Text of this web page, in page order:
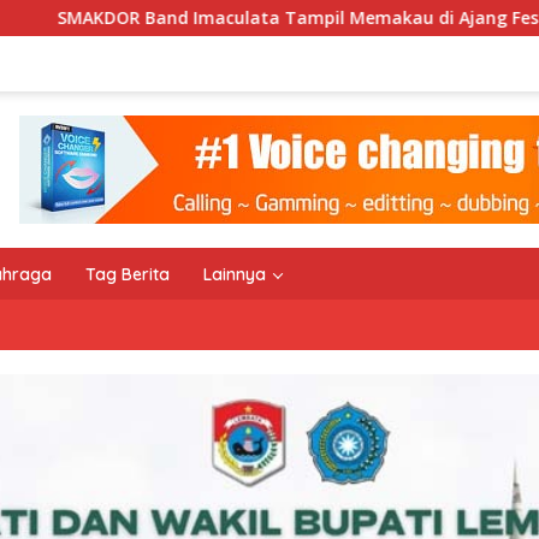
Tampil Memakau di Ajang Festival Bale Nagi
Tag Berita Lainnya